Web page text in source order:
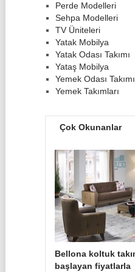
Perde Modelleri
Sehpa Modelleri
TV Üniteleri
Yatak Mobilya
Yatak Odası Takımı
Yataş Mobilya
Yemek Odası Takımı
Yemek Takımları
Çok Okunanlar
Bellona koltuk
başlayan fiyatlarla